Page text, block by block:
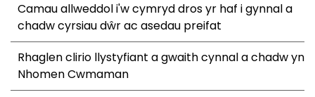
Camau allweddol i'w cymryd dros yr haf i gynnal a
chadw cyrsiau dŵr ac asedau preifat
Rhaglen clirio llystyfiant a gwaith cynnal a chadw yn
Nhomen Cwmaman